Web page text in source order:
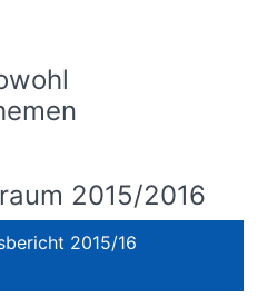
2015/2016
2015/16